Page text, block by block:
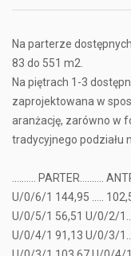
Na parterze
83 do 551 m2.
Na piętrach 1-3
zaprojektowana w
aranżację, zarówno w
tradycyjnego podziału
………. PARTER...…….
U/0/6/1 144,95 …..
U/0/5/1 56,51 U/0/2/
U/0/4/1 91,13 U/0/3/